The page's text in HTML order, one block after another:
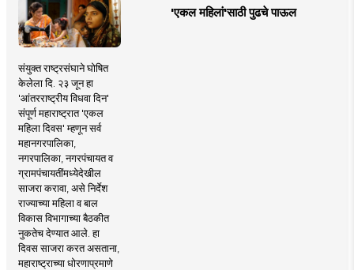
'एकल महिलां'साठी पुढचे पाऊल
संयुक्त राष्ट्रसंघाने घोषित
केलेला दि. २३ जून हा
'आंतरराष्ट्रीय विधवा दिन'
संपूर्ण महाराष्ट्रात 'एकल
महिला दिवस' म्हणून सर्व
महानगरपालिका,
नगरपालिका, नगरपंचायत व
ग्रामपंचायतींमध्येदेखील
साजरा करावा, असे निर्देश
राज्याच्या महिला व बाल
विकास विभागाच्या बैठकीत
नुकतेच देण्यात आले. हा
दिवस साजरा करत असताना,
महाराष्ट्राच्या धोरणाप्रमाणे